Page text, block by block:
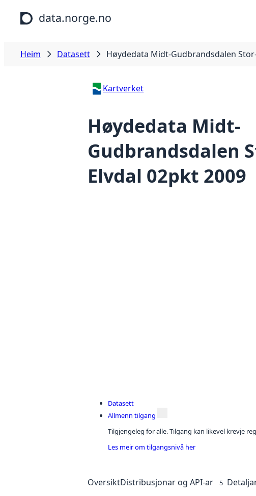
Hopp til hovudinnhald
data.norge.no
Heim Datasett Høydedata Midt-Gudbrandsdalen
Kartverket
Høydedata Midt-
Gudbrandsdalen
Elvdal 02pkt 2009
Datasett
Allmenn tilgang
Tilgjengeleg for alle. Tilgang kan likevel krevje
Les meir om tilgangsnivå her
OversiktDistribusjonar og API-ar 5